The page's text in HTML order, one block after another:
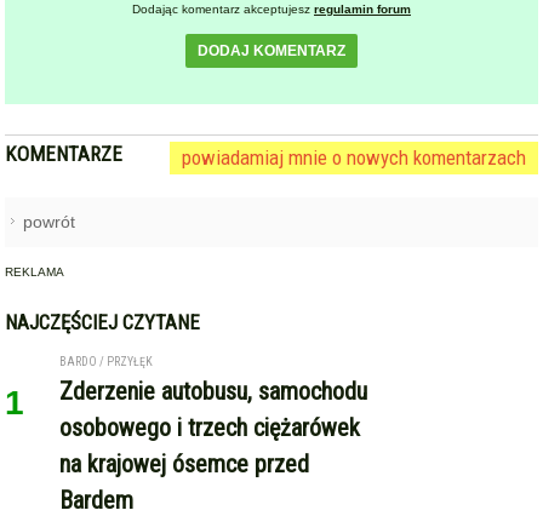
Dodając komentarz akceptujesz regulamin forum
DODAJ KOMENTARZ
KOMENTARZE powiadamiaj mnie o nowych komentarzach
powrót
REKLAMA
NAJCZĘŚCIEJ CZYTANE
1
BARDO / PRZYŁĘK
Zderzenie autobusu, samochodu
osobowego i trzech ciężarówek
na krajowej ósemce przed
Bardem